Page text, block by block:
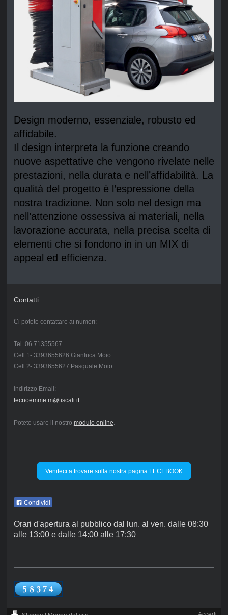
Design moderno, essenziale, robusto ed
affidabile.
Il design interpreta la funzione creando
nuove aspettative che vengono rivelate nelle
prestazioni, nella durata e nell’affidabilità. La
qualità del progetto è l’espressione della
nostra tradizione. Non solo nel design ma
nell’attenzione ossessiva ai materiali, nella
lavorazione accurata, nella precisa scelta di
elementi che si fondono in in un MIX di
appeal ed efficienza.
Contatti
Ci potete contattare ai numeri:
Tel. 06 71355567
Cell 1- 3393655626 Gianluca Moio
Cell 2- 3393655627 Pasquale Moio
Indirizzo Email:
tecnoemme.m@tiscali.it
Potete usare il nostro modulo online
Veniteci a trovare sulla nostra pagina FECEBOOK
Condividi
Orari d'apertura al pubblico dal lun. al ven. dalle 08:30
alle 13:00 e dalle 14:00 alle 17:30